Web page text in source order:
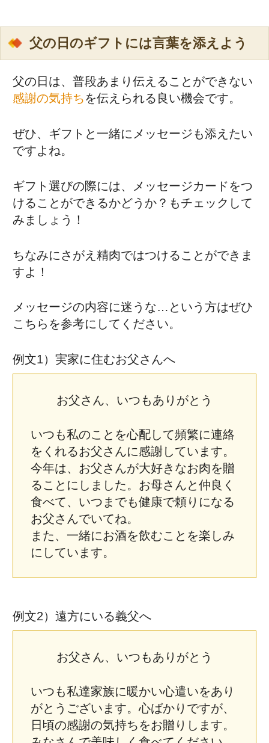
父の日のギフトには言葉を添えよう
父の日は、普段あまり伝えることができない
感謝の気持ちを伝えられる良い機会です。
ぜひ、ギフトと一緒にメッセージも添えたい
ですよね。
ギフト選びの際には、メッセージカードをつ
けることができるかどうか？もチェックして
みましょう！
ちなみにさがえ精肉ではつけることができま
すよ！
メッセージの内容に迷うな…という方はぜひ
こちらを参考にしてください。
例文1）実家に住むお父さんへ
お父さん、いつもありがとう
いつも私のことを心配して頻繁に連絡
をくれるお父さんに感謝しています。
今年は、お父さんが大好きなお肉を贈
ることにしました。お母さんと仲良く
食べて、いつまでも健康で頼りになる
お父さんでいてね。
また、一緒にお酒を飲むことを楽しみ
にしています。
例文2）遠方にいる義父へ
お父さん、いつもありがとう
いつも私達家族に暖かい心遣いをあり
がとうございます。心ばかりですが、
日頃の感謝の気持ちをお贈りします。